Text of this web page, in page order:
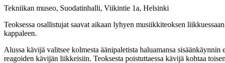
Tekniikan museo, Suodatinhalli, Viikintie 1a, Helsinki
Teoksessa osallistujat saavat aikaan lyhyen musiikkiteoksen
kappaleen.
Alussa kävijä valitsee kolmesta äänipaletista haluamansa
reagoiden kävijän liikkeisiin. Teoksesta poistuttaessa kävijä kohtaa